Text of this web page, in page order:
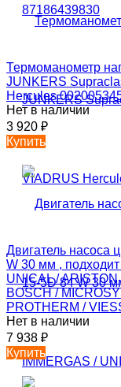
Термоманометр
JUNKERS
Hercules
Нет в наличии
3 920 ₽
Купить
Двигатель насоса
W 30 мм ,
UNICAL /
BOSCH /
PROTHERM /
Нет в наличии
7 938 ₽
Купить